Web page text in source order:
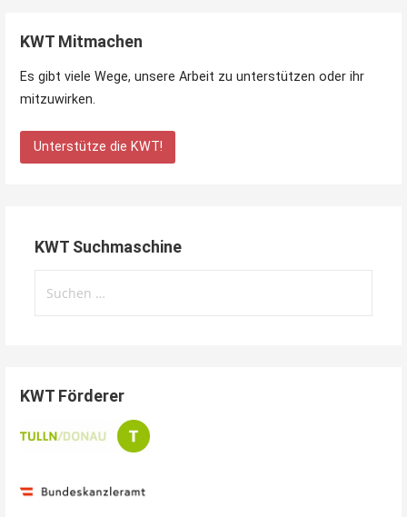
KWT Mitmachen
Es gibt viele Wege, unsere Arbeit zu unterstützen oder ihr
mitzuwirken.
Unterstütze die KWT!
KWT Suchmaschine
nach:
KWT Förderer